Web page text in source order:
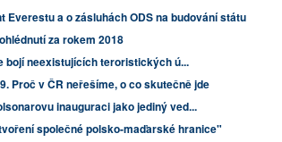
Everestu a o zásluhách ODS na budování státu
za rokem 2018
bojí neexistujících teroristických ú...
Proč v ČR neřešíme, o co skutečně jde
inauguraci jako jediný ved...
společné polsko-maďarské hranice"